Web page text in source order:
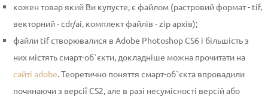
кожен товар який Ви купуєте, є файлом (растровий формат - tif,
векторний - cdr/ai, комплект файлів - zip архів);
файли tif створювалися в Adobe Photoshop CS6 і більшість з
них містять смарт-об`єкти, докладніше можна прочитати на
сайті adobe. Теоретично поняття смарт-об`єкта впровадили
починаючи з версії CS2, але в разі несумісності версій або